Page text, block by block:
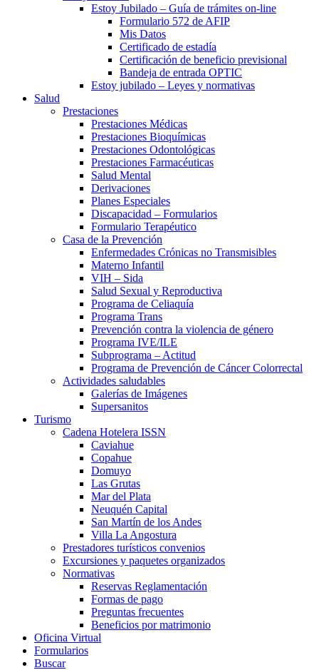
Estoy Jubilado – Guía de trámites on-line
Formulario 572 de AFIP
Mis Datos
Certificado de estadía
Certificación de beneficio previsional
Bandeja de entrada OPTIC
Estoy jubilado – Leyes y normativas
Salud
Prestaciones
Prestaciones Médicas
Prestaciones Bioquímicas
Prestaciones Odontológicas
Prestaciones Farmacéuticas
Salud Mental
Derivaciones
Planes Especiales
Discapacidad – Formularios
Formulario Terapéutico
Casa de la Prevención
Enfermedades Crónicas no Transmisibles
Materno Infantil
VIH – Sida
Salud Sexual y Reproductiva
Programa de Celiaquía
Programa Trans
Prevención contra la violencia de género
Programa IVE/ILE
Subprograma – Actitud
Programa de Prevención de Cáncer Colorrectal
Actividades saludables
Galerías de Imágenes
Supersanitos
Turismo
Cadena Hotelera ISSN
Caviahue
Copahue
Domuyo
Las Grutas
Mar del Plata
Neuquén Capital
San Martín de los Andes
Villa La Angostura
Prestadores turísticos convenios
Excursiones y paquetes organizados
Normativas
Reservas Reglamentación
Formas de pago
Preguntas frecuentes
Beneficios por matrimonio
Oficina Virtual
Formularios
Buscar